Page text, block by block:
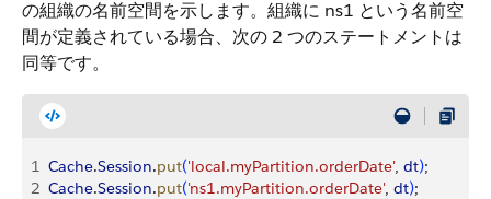
の組織の名前空間を示します。組織に ns1 という名前空
間が定義されている場合、次の 2 つのステートメントは
同等です。
1 Cache.Session.put('local.myPartition.orderDate', dt);
2 Cache.Session.put('ns1.myPartition.orderDate', dt);